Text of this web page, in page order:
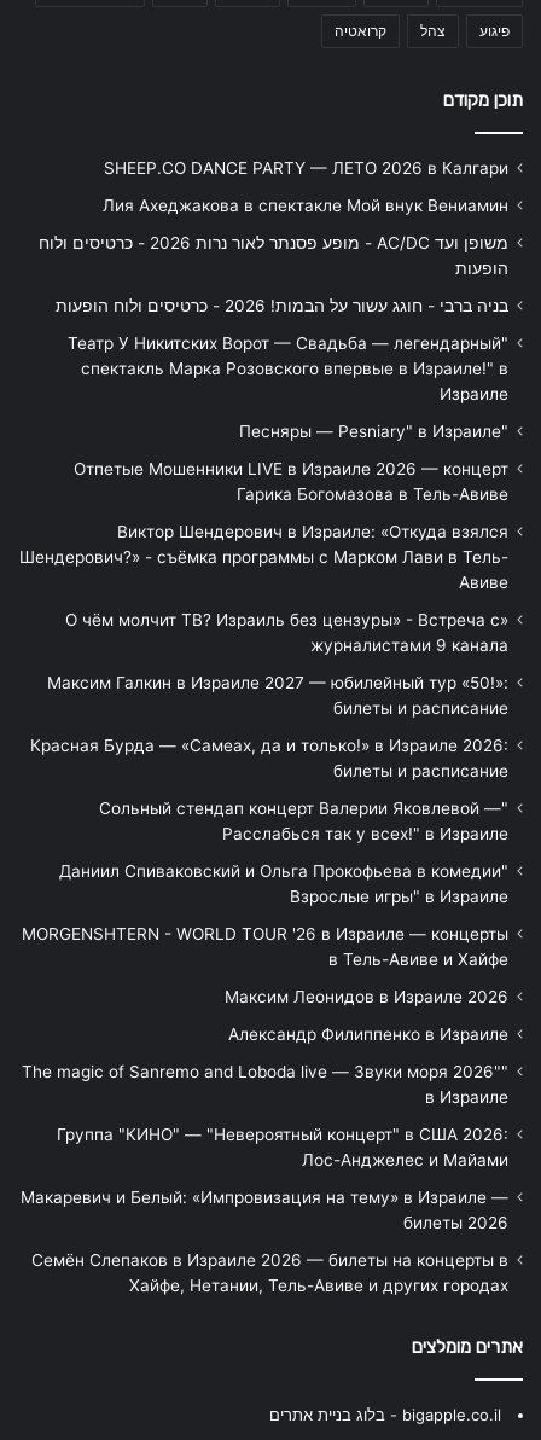
פיגוע צהל קרואטיה
תוכן מקודם
SHEEP.CO DANCE PARTY — ЛЕТО 2026 в Калгари
Лия Ахеджакова в спектакле Мой внук Вениамин
משופן ועד AC/DC - מופע פסנתר לאור נרות 2026 - כרטיסים ולוח
הופעות
בניה ברבי - חוגג עשור על הבמות! 2026 - כרטיסים ולוח הופעות
"Театр У Никитских Ворот — Свадьба — легендарный
спектакль Марка Розовского впервые в Израиле!" в
Израиле
"Песняры — Pesniary" в Израиле
Отпетые Мошенники LIVE в Израиле 2026 — концерт
Гарика Богомазова в Тель-Авиве
Виктор Шендерович в Израиле: «Откуда взялся
Шендерович?» - съёмка программы с Марком Лави в Тель-
Авиве
«О чём молчит ТВ? Израиль без цензуры» - Встреча с
журналистами 9 канала
Максим Галкин в Израиле 2027 — юбилейный тур «50!»:
билеты и расписание
Красная Бурда — «Самеах, да и только!» в Израиле 2026:
билеты и расписание
"Сольный стендап концерт Валерии Яковлевой —
Расслабься так у всех!" в Израиле
"Даниил Спиваковский и Ольга Прокофьева в комедии
Взрослые игры" в Израиле
MORGENSHTERN - WORLD TOUR '26 в Израиле — концерты
в Тель-Авиве и Хайфе
Максим Леонидов в Израиле 2026
Александр Филиппенко в Израиле
"The magic of Sanremo and Loboda live — Звуки моря 2026"
в Израиле
Группа "КИНО" — "Невероятный концерт" в США 2026:
Лос-Анджелес и Майами
Макаревич и Белый: «Импровизация на тему» в Израиле —
билеты 2026
Семён Слепаков в Израиле 2026 — билеты на концерты в
Хайфе, Нетании, Тель-Авиве и других городах
אתרים מומלצים
bigapple.co.il - בלוג בניית אתרים